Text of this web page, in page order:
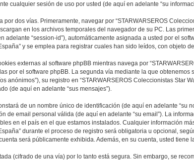
cualquier sesión de uso por usted (de aquí en adelante “su
por dos vías. Primeramente, navegar por “STARWARSEROS
en los archivos temporales del navegador de su PC. Las
adelante “session-id”), automáticamente asignada a usted por el
y se emplea para registrar cuales han sido leídos, con objeto
externas al software phpBB mientras navega por
por el software phpBB. La segunda vía mediante la que
anónimos”), su registro en “STARWARSEROS Coleccionistas Star
(de aquí en adelante “sus mensajes”).
de un nombre único de identificación (de aquí en adelante
de email personal válida (de aquí en adelante “su email”). La
en el país en el que estamos instalados. Cualquier información
durante el proceso de registro será obligatoria u opcional,
será públicamente exhibida. Además, en su cuenta, usted
(cifrado de una vía) por lo tanto está segura. Sin embargo, se